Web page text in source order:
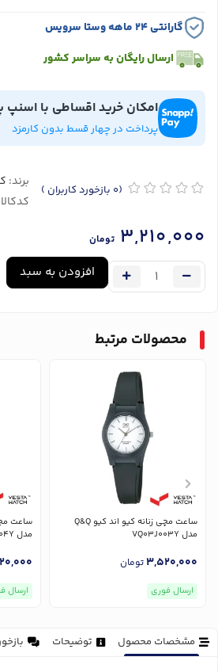
گارانتی ۲۴ ماهه وستا سرویس
ارسال رایگان به سراسر کشور
امکان خرید اقساطی با اسنپ
پرداخت در چهار قسط بدون کارمزد
(0 بازخورد کاربران ) برند:
3,210,000 تومان
افزودن به سبد
محصولات مرتبط
ساعت مچی زنانه کیو اند کیو Q&Q
مدل VQ03J003Y
3,520,000تومان
ارسال فوری
مدل VQ03J004Y
ارسال
مشخصات محصول توضیحات